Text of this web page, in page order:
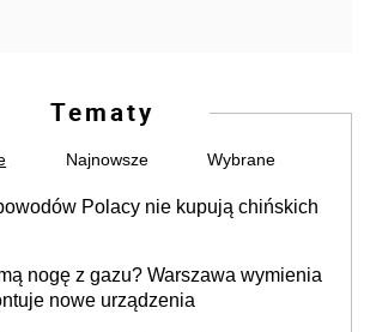
Tematy
Najnowsze Wybrane
Polacy nie kupują chińskich
nogę z gazu? Warszawa wymienia
nowe urządzenia